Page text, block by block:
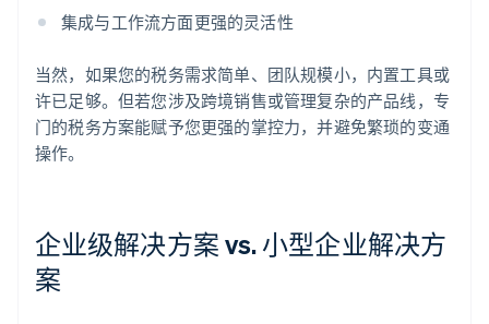
集成与工作流方面更强的灵活性
当然，如果您的税务需求简单、团队规模小，内置工具或
许已足够。但若您涉及跨境销售或管理复杂的产品线，专
门的税务方案能赋予您更强的掌控力，并避免繁琐的变通
操作。
企业级解决方案 vs. 小型企业解决方
案